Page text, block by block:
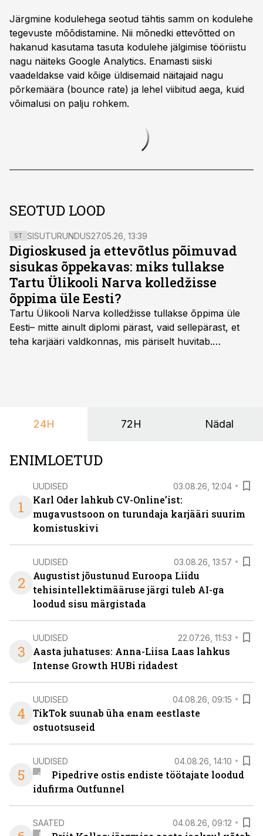
Järgmine kodulehega seotud tähtis samm on kodulehe
tegevuste mõõdistamine. Nii mõnedki ettevõtted on
hakanud kasutama tasuta kodulehe jälgimise tööriistu
nagu näiteks Google Analytics. Enamasti siiski
vaadeldakse vaid kõige üldisemaid näitajaid nagu
põrkemäära (bounce rate) ja lehel viibitud aega, kuid
võimalusi on palju rohkem.
SEOTUD LOOD
ST SISUTURUNDUS27.05.26, 13:39
Digioskused ja ettevõtlus põimuvad
sisukas õppekavas: miks tullakse
Tartu Ülikooli Narva kolledžisse
õppima üle Eesti?
Tartu Ülikooli Narva kolledžisse tullakse õppima üle
Eesti– mitte ainult diplomi pärast, vaid sellepärast, et
teha karjääri valdkonnas, mis päriselt huvitab.
24H 72H Nädal
ENIMLOETUD
1
UUDISED 03.08.26, 12:04
Karl Oder lahkub CV-Online’ist:
mugavustsoon on turundaja karjääri suurim
komistuskivi
2
UUDISED 03.08.26, 13:57
Augustist jõustunud Euroopa Liidu
tehisintellektimääruse järgi tuleb AI-ga
loodud sisu märgistada
3
UUDISED 22.07.26, 11:53
Aasta juhatuses: Anna-Liisa Laas lahkus
Intense Growth HUBi ridadest
4
UUDISED 04.08.26, 09:15
TikTok suunab üha enam eestlaste
ostuotsuseid
5
UUDISED 04.08.26, 14:10
Pipedrive ostis endiste töötajate loodud
idufirma Outfunnel
SAATED 04.08.26, 09:12